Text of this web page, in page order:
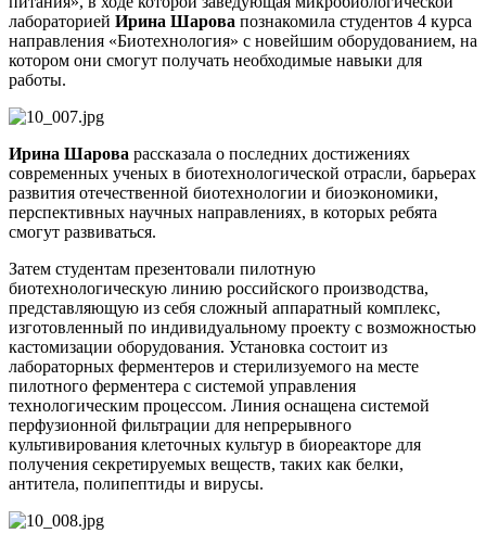
лабораторией Ирина Шарова познакомила студентов 4 курса
направления «Биотехнология» с новейшим оборудованием, на
котором они смогут получать необходимые навыки для
работы.
Ирина Шарова рассказала о последних достижениях
современных ученых в биотехнологической отрасли, барьерах
развития отечественной биотехнологии и биоэкономики,
перспективных научных направлениях, в которых ребята
смогут развиваться.
Затем студентам презентовали пилотную
биотехнологическую линию российского производства,
представляющую из себя сложный аппаратный комплекс,
изготовленный по индивидуальному проекту с возможностью
кастомизации оборудования. Установка состоит из
лабораторных ферментеров и стерилизуемого на месте
пилотного ферментера с системой управления
технологическим процессом. Линия оснащена системой
перфузионной фильтрации для непрерывного
культивирования клеточных культур в биореакторе для
получения секретируемых веществ, таких как белки,
антитела, полипептиды и вирусы.